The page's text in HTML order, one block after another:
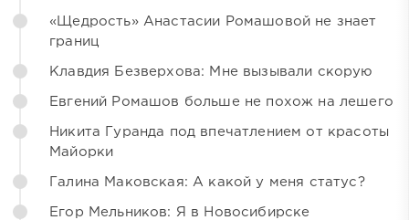
«Щедрость» Анастасии Ромашовой не знает
границ
Клавдия Безверхова: Мне вызывали скорую
Евгений Ромашов больше не похож на лешего
Никита Гуранда под впечатлением от красоты
Майорки
Галина Маковская: А какой у меня статус?
Егор Мельников: Я в Новосибирске